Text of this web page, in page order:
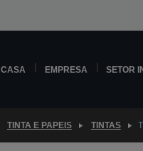
CASA EMPRESA SETOR
TINTA E PAPEIS TINTAS